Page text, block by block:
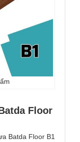
Floor
Batda Floor B1